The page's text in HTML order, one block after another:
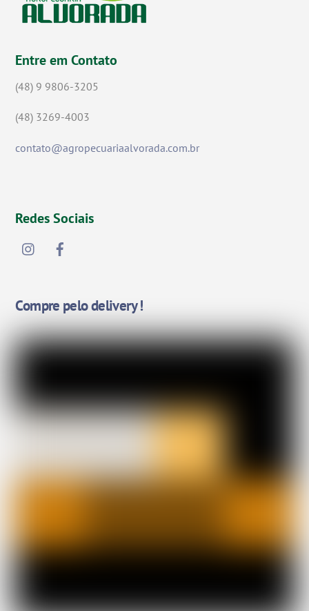
Entre em Contato
(48) 9 9806-3205
(48) 3269-4003
contato@agropecuariaalvorada.com.br
Redes Sociais
Compre pelo delivery !